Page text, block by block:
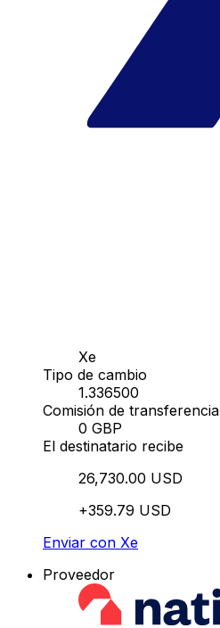
Xe
Tipo de cambio
1.336500
Comisión de transferencia
0 GBP
El destinatario recibe
26,730.00 USD
+359.79 USD
Enviar con Xe
Proveedor